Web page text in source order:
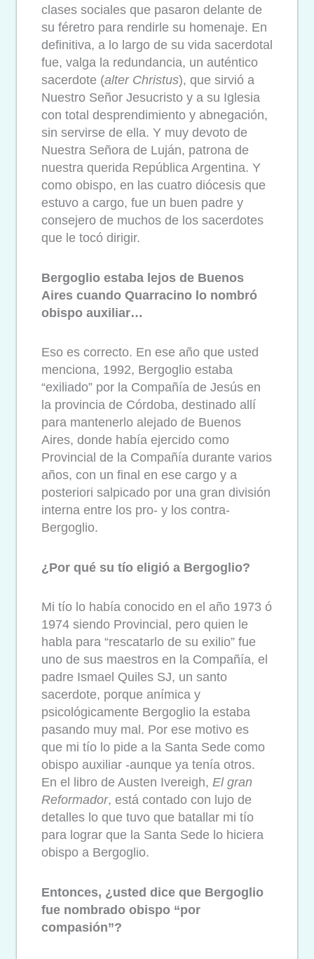
clases sociales que pasaron delante de
su féretro para rendirle su homenaje. En
definitiva, a lo largo de su vida sacerdotal
fue, valga la redundancia, un auténtico
sacerdote (alter Christus), que sirvió a
Nuestro Señor Jesucristo y a su Iglesia
con total desprendimiento y abnegación,
sin servirse de ella. Y muy devoto de
Nuestra Señora de Luján, patrona de
nuestra querida República Argentina. Y
como obispo, en las cuatro diócesis que
estuvo a cargo, fue un buen padre y
consejero de muchos de los sacerdotes
que le tocó dirigir.
Bergoglio estaba lejos de Buenos
Aires cuando Quarracino lo nombró
obispo auxiliar…
Eso es correcto. En ese año que usted
menciona, 1992, Bergoglio estaba
“exiliado” por la Compañía de Jesús en
la provincia de Córdoba, destinado allí
para mantenerlo alejado de Buenos
Aires, donde había ejercido como
Provincial de la Compañía durante varios
años, con un final en ese cargo y a
posteriori salpicado por una gran división
interna entre los pro- y los contra-
Bergoglio.
¿Por qué su tío eligió a Bergoglio?
Mi tío lo había conocido en el año 1973 ó
1974 siendo Provincial, pero quien le
habla para “rescatarlo de su exilio” fue
uno de sus maestros en la Compañía, el
padre Ismael Quiles SJ, un santo
sacerdote, porque anímica y
psicológicamente Bergoglio la estaba
pasando muy mal. Por ese motivo es
que mi tío lo pide a la Santa Sede como
obispo auxiliar -aunque ya tenía otros.
En el libro de Austen Ivereigh, El gran
Reformador, está contado con lujo de
detalles lo que tuvo que batallar mi tío
para lograr que la Santa Sede lo hiciera
obispo a Bergoglio.
Entonces, ¿usted dice que Bergoglio
fue nombrado obispo “por
compasión”?